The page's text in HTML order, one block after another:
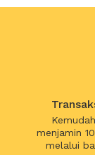
menjamin
melalui